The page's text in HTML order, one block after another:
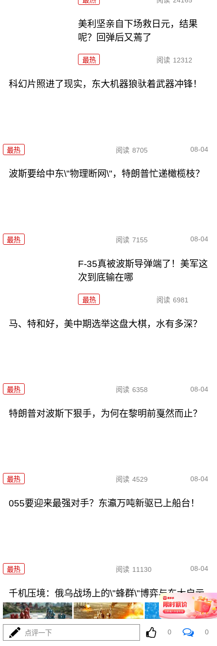
美利坚亲自下场救日元，结果
呢？回弹后又蔫了
最热 阅读 12312
科幻片照进了现实，东大机器狼驮着武器冲锋！
最热 阅读 8705 08-04
波斯要给中东\"物理断网\"，特朗普忙递橄榄枝？
最热 阅读 7155 08-04
F-35真被波斯导弹端了！美军这
次到底输在哪
最热 阅读 6981
马、特和好，美中期选举这盘大棋，水有多深？
最热 阅读 6358 08-04
特朗普对波斯下狠手，为何在黎明前戛然而止？
最热 阅读 4529 08-04
055要迎来最强对手？东瀛万吨新驱已上船台！
最热 阅读 11130 08-04
千机压境：俄乌战场上的\"蜂群\"博弈与东大启示
点评一下 0 0